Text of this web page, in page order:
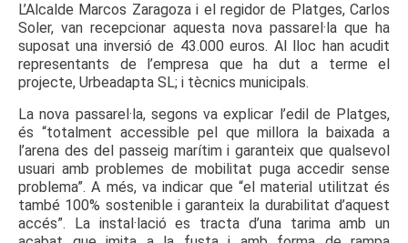
L’Alcalde Marcos Zaragoza i el regidor de Platges, Carlos
Soler, van recepcionar aquesta nova passarel·la que ha
suposat una inversió de 43.000 euros. Al lloc han acudit
representants de l’empresa que ha dut a terme el
projecte, Urbeadapta SL; i tècnics municipals.
La nova passarel·la, segons va explicar l’edil de Platges,
és “totalment accessible pel que millora la baixada a
l’arena des del passeig marítim i garanteix que qualsevol
usuari amb problemes de mobilitat puga accedir sense
problema”. A més, va indicar que “el material utilitzat és
també 100% sostenible i garanteix la durabilitat d’aquest
accés”. La instal·lació es tracta d’una tarima amb un